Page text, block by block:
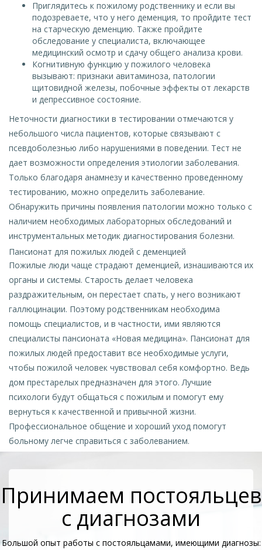
Приглядитесь к пожилому родственнику и если вы
подозреваете, что у него деменция, то пройдите тест
на старческую деменцию. Также пройдите
обследование у специалиста, включающее
медицинский осмотр и сдачу общего анализа крови.
Когнитивную функцию у пожилого человека
вызывают: признаки авитаминоза, патологии
щитовидной железы, побочные эффекты от лекарств
и депрессивное состояние.
Неточности диагностики в тестировании отмечаются у
небольшого числа пациентов, которые связывают с
псевдоболезнью либо нарушениями в поведении. Тест не
дает возможности определения этиологии заболевания.
Только благодаря анамнезу и качественно проведенному
тестированию, можно определить заболевание.
Обнаружить причины появления патологии можно только с
наличием необходимых лабораторных обследований и
инструментальных методик диагностирования болезни.
Пансионат для пожилых людей с деменцией
Пожилые люди чаще страдают деменцией, изнашиваются их
органы и системы. Старость делает человека
раздражительным, он перестает спать, у него возникают
галлюцинации. Поэтому родственникам необходима
помощь специалистов, и в частности, ими являются
специалисты пансионата «Новая медицина». Пансионат для
пожилых людей предоставит все необходимые услуги,
чтобы пожилой человек чувствовал себя комфортно. Ведь
дом престарелых предназначен для этого. Лучшие
психологи будут общаться с пожилым и помогут ему
вернуться к качественной и привычной жизни.
Профессиональное общение и хороший уход помогут
больному легче справиться с заболеванием.
Принимаем постояльцев
с диагнозами
Большой опыт работы с постояльцамами, имеющими диагнозы: